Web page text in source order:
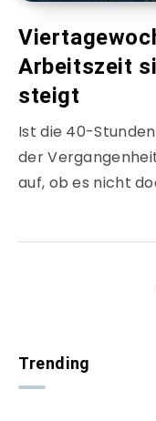
Arbeitszeit
steigt
Ist die 40-
der
auf, ob es nicht
Trending